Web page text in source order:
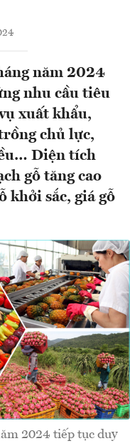
năm 2024
nhu cầu tiêu
xuất khẩu,
chủ lực,
Diện tích
gỗ tăng cao
khởi sắc, giá gỗ
2024 tiếp tục duy